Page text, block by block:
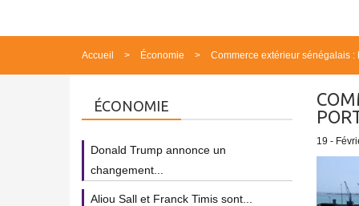
Accueil Économie Commerce extérieur sénégalais
19 -
ÉCONOMIE
Donald Trump annonce un
changement...
Aliou Sall et Franck Timis sont...